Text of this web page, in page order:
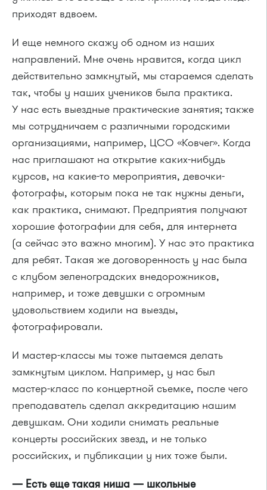
приходят вдвоем.
И еще немного скажу об одном из наших
направлений. Мне очень нравится, когда цикл
действительно замкнутый, мы стараемся сделать
так, чтобы у наших учеников была практика.
У нас есть выездные практические занятия; также
мы сотрудничаем с различными городскими
организациями, например, ЦСО «Ковчег». Когда
нас приглашают на открытие каких-нибудь
курсов, на какие-то мероприятия, девочки-
фотографы, которым пока не так нужны деньги,
как практика, снимают. Предприятия получают
хорошие фотографии для себя, для интернета
(а сейчас это важно многим). У нас это практика
для ребят. Такая же договоренность у нас была
с клубом зеленоградских внедорожников,
например, и тоже девушки с огромным
удовольствием ходили на выезды,
фотографировали.
И мастер-классы мы тоже пытаемся делать
замкнутым циклом. Например, у нас был
мастер-класс по концертной съемке, после чего
преподаватель сделал аккредитацию нашим
девушкам. Они ходили снимать реальные
концерты российских звезд, и не только
российских, и публикации у них тоже были.
— Есть еще такая ниша — школьные